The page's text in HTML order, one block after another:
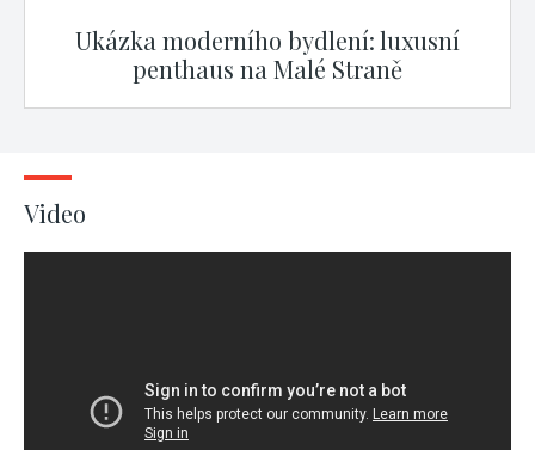
Ukázka moderního bydlení: luxusní
penthaus na Malé Straně
Video